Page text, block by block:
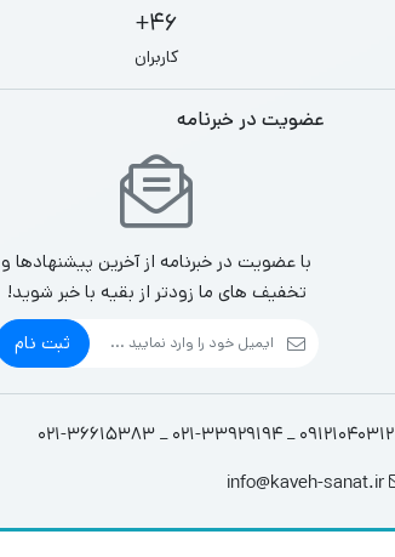
46+
کاربران
عضویت در خبرنامه
با عضویت در خبرنامه از آخرین پیشنهادها و
تخفیف های ما زودتر از بقیه با خبر شوید!
ثبت نام
09121040312 _ 021-33929194 _ 021-36615383
info@kaveh-sanat.ir